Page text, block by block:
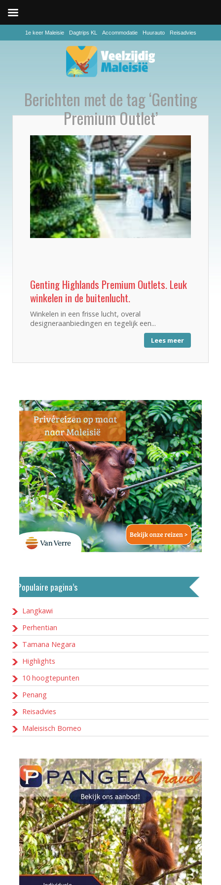
1e keer Maleisie Dagtrips KL Accommodatie Huurauto Reisadvies
Berichten met de tag ‘Genting
Premium Outlet’
Genting Highlands Premium Outlets. Leuk
winkelen in de buitenlucht.
Winkelen in een frisse lucht, overal
designeraanbiedingen en tegelijk een...
Lees meer
Populaire pagina’s
Langkawi
Perhentian
Tamana Negara
Highlights
10 hoogtepunten
Penang
Reisadvies
Maleisisch Borneo